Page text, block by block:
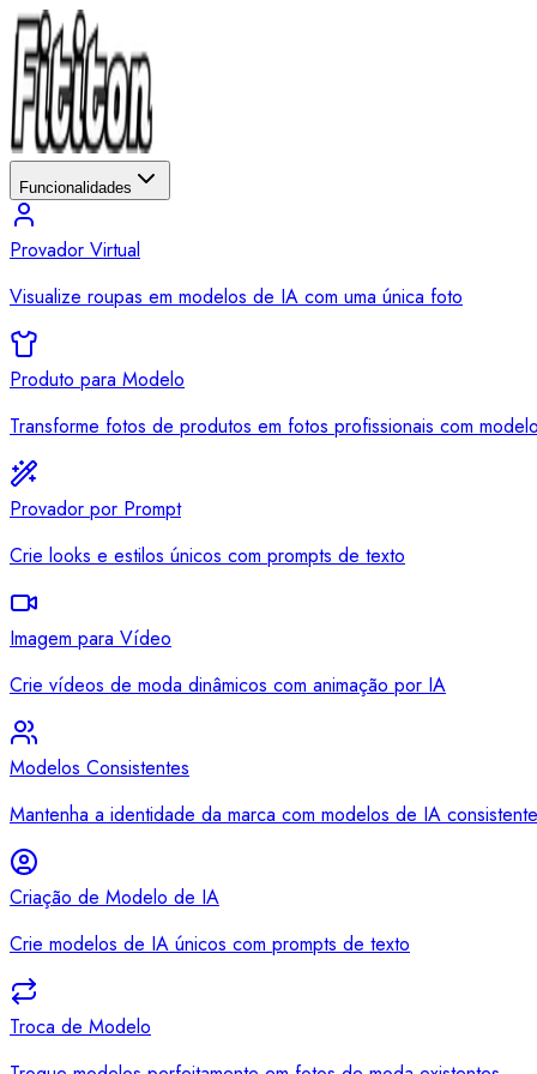
Funcionalidades
Provador Virtual
Visualize roupas em modelos de IA com uma única foto
Produto para Modelo
Transforme fotos de produtos em fotos profissionais com
Provador por Prompt
Crie looks e estilos únicos com prompts de texto
Imagem para Vídeo
Crie vídeos de moda dinâmicos com animação por IA
Modelos Consistentes
Mantenha a identidade da marca com modelos de IA
Criação de Modelo de IA
Crie modelos de IA únicos com prompts de texto
Troca de Modelo